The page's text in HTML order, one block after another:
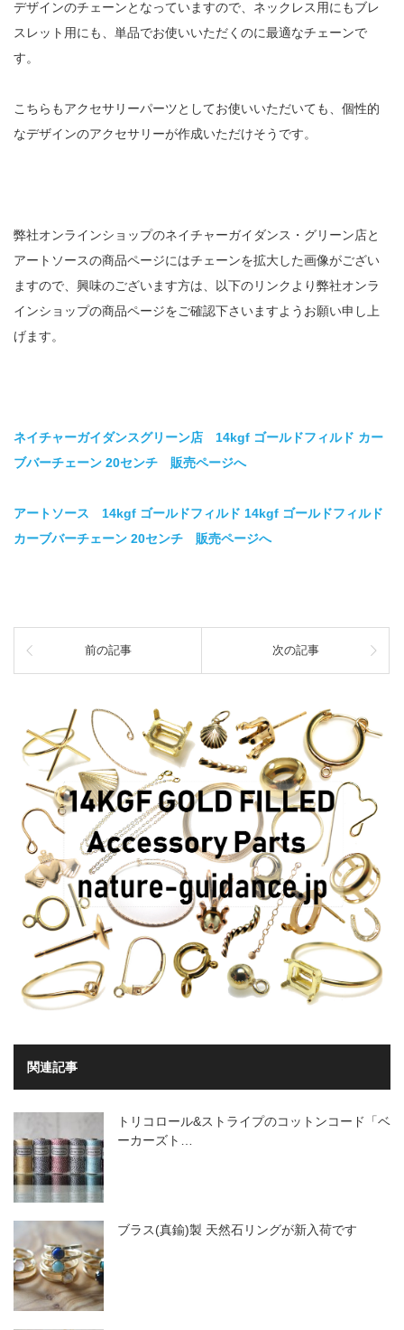
デザインのチェーンとなっていますので、ネックレス用にもブレ
スレット用にも、単品でお使いいただくのに最適なチェーンで
す。
こちらもアクセサリーパーツとしてお使いいただいても、個性的
なデザインのアクセサリーが作成いただけそうです。
弊社オンラインショップのネイチャーガイダンス・グリーン店と
アートソースの商品ページにはチェーンを拡大した画像がござい
ますので、興味のございます方は、以下のリンクより弊社オンラ
インショップの商品ページをご確認下さいますようお願い申し上
げます。
ネイチャーガイダンスグリーン店 14kgf ゴールドフィルド カー
ブバーチェーン 20センチ 販売ページへ
アートソース 14kgf ゴールドフィルド 14kgf ゴールドフィルド
カーブバーチェーン 20センチ 販売ページへ
前の記事 次の記事
関連記事
トリコロール&ストライプのコットンコード「ベ
ーカーズト…
ブラス(真鍮)製 天然石リングが新入荷です